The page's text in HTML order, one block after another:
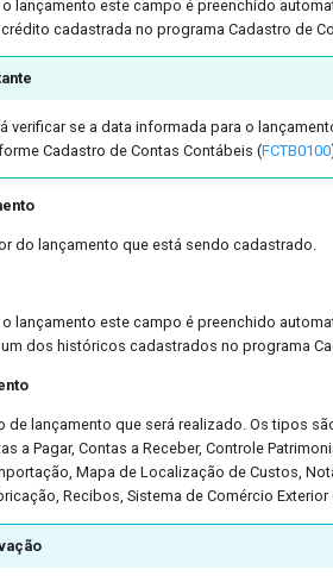
lançamento este campo é preenchido
cadastrada no programa Cadastro de
verificar se a data informada para o
Cadastro de Contas Contábeis (FCTB0100
do lançamento que está sendo cadastrado.
lançamento este campo é preenchido
dos históricos cadastrados no programa
de lançamento que será realizado. Os tipos
a Pagar, Contas a Receber, Controle
Mapa de Localização de Custos,
Recibos, Sistema de Comércio Exterior